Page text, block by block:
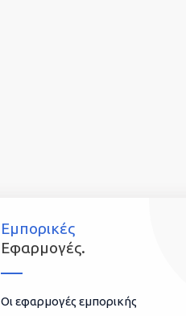
Εμπορικές
Εφαρμογές.
Οι εφαρμογές εμπορικής